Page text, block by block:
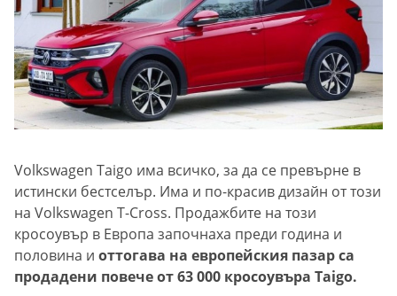
Volkswagen Taigo има всичко, за да се превърне в
истински бестселър. Има и по-красив дизайн от този
на Volkswagen T-Cross. Продажбите на този
кросоувър в Европа започнаха преди година и
половина и оттогава на европейския пазар са
продадени повече от 63 000 кросоувъра Taigo.